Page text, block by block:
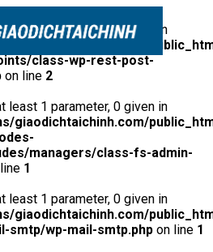
least 1 parameter, 0 given in
giaodichtaichinh.com/
class-wp-rest-post-
on line 2
least 1 parameter, 0 given in
giaodichtaichinh.com/
managers/class-fs-admin-
1
least 1 parameter, 0 given in
giaodichtaichinh.com/
smtp/wp-mail-smtp.php on line 1